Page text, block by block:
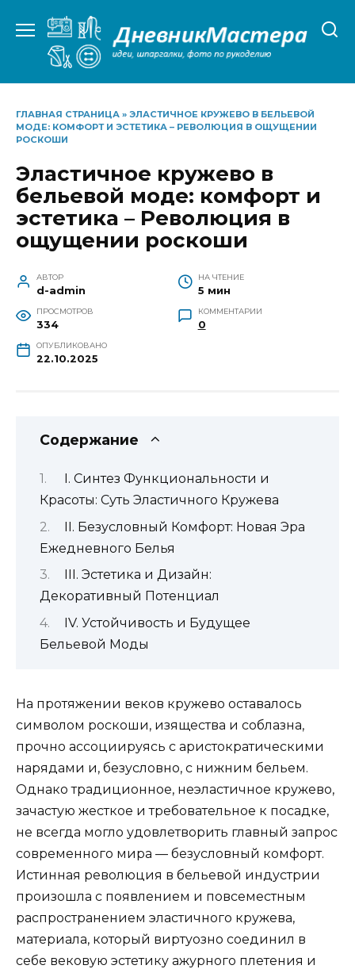
содержанию
ГЛАВНАЯ СТРАНИЦА » ЭЛАСТИЧНОЕ КРУЖЕВО В БЕЛЬЕВОЙ
МОДЕ: КОМФОРТ И ЭСТЕТИКА – РЕВОЛЮЦИЯ В ОЩУЩЕНИИ
РОСКОШИ
Эластичное кружево в
бельевой моде: комфорт и
эстетика – Революция в
ощущении роскоши
АВТОР
d-admin
НА ЧТЕНИЕ
5 мин
ПРОСМОТРОВ
334
КОММЕНТАРИИ
0
ОПУБЛИКОВАНО
22.10.2025
Содержание
I. Синтез Функциональности и
Красоты: Суть Эластичного Кружева
II. Безусловный Комфорт: Новая Эра
Ежедневного Белья
III. Эстетика и Дизайн:
Декоративный Потенциал
IV. Устойчивость и Будущее
Бельевой Моды
На протяжении веков кружево оставалось
символом роскоши, изящества и соблазна,
прочно ассоциируясь с аристократическими
нарядами и, безусловно, с нижним бельем.
Однако традиционное, неэластичное кружево,
зачастую жесткое и требовательное к посадке,
не всегда могло удовлетворить главный запрос
современного мира — безусловный комфорт.
Истинная революция в бельевой индустрии
произошла с появлением и повсеместным
распространением эластичного кружева,
материала, который виртуозно соединил в
себе вековую эстетику ажурного плетения и